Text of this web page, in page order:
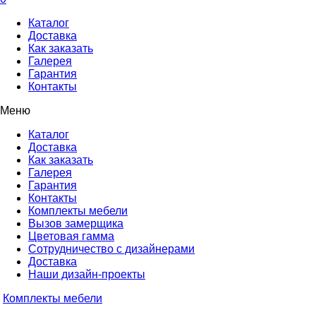
Каталог
Доставка
Как заказать
Галерея
Гарантия
Контакты
Меню
Каталог
Доставка
Как заказать
Галерея
Гарантия
Контакты
Комплекты мебели
Вызов замерщика
Цветовая гамма
Сотрудничество с дизайнерами
Доставка
Наши дизайн-проекты
Комплекты мебели